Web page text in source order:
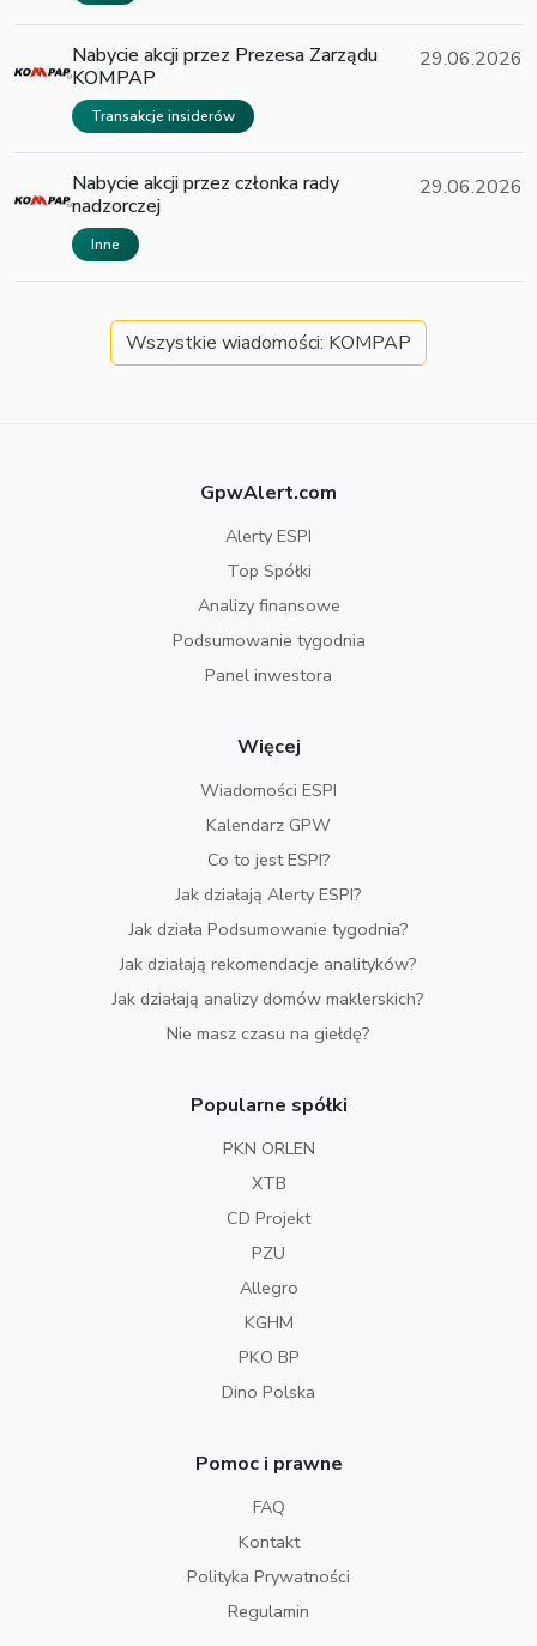
Nabycie akcji przez Prezesa Zarządu
KOMPAP
Transakcje insiderów
29.06.2026
Nabycie akcji przez członka rady
nadzorczej
Inne
29.06.2026
Wszystkie wiadomości: KOMPAP
GpwAlert.com
Alerty ESPI
Top Spółki
Analizy finansowe
Podsumowanie tygodnia
Panel inwestora
Więcej
Wiadomości ESPI
Kalendarz GPW
Co to jest ESPI?
Jak działają Alerty ESPI?
Jak działa Podsumowanie tygodnia?
Jak działają rekomendacje analityków?
Jak działają analizy domów maklerskich?
Nie masz czasu na giełdę?
Popularne spółki
PKN ORLEN
XTB
CD Projekt
PZU
Allegro
KGHM
PKO BP
Dino Polska
Pomoc i prawne
FAQ
Kontakt
Polityka Prywatności
Regulamin